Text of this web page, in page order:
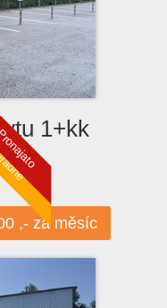
1+kk
,- za měsíc